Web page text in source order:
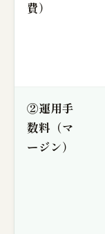
費）
②運用手
数料（マ
ージン）